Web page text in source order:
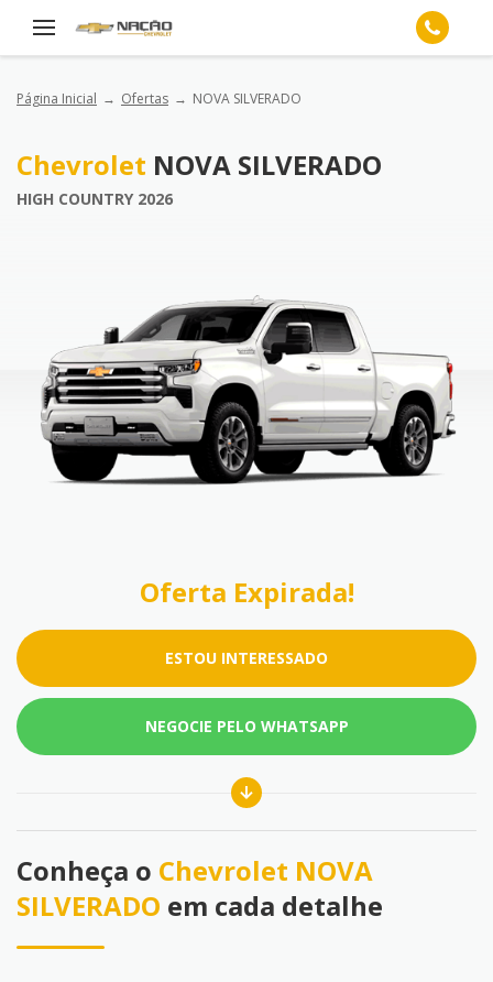
Página Inicial Ofertas NOVA SILVERADO
Chevrolet NOVA SILVERADO
HIGH COUNTRY 2026
Oferta Expirada!
ESTOU INTERESSADO
NEGOCIE PELO WHATSAPP
Conheça o Chevrolet NOVA
SILVERADO em cada detalhe